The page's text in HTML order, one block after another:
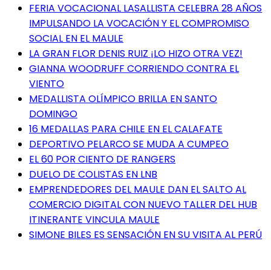
FERIA VOCACIONAL LASALLISTA CELEBRA 28 AÑOS
IMPULSANDO LA VOCACIÓN Y EL COMPROMISO
SOCIAL EN EL MAULE
LA GRAN FLOR DENIS RUIZ ¡LO HIZO OTRA VEZ!
GIANNA WOODRUFF CORRIENDO CONTRA EL
VIENTO
MEDALLISTA OLÍMPICO BRILLA EN SANTO
DOMINGO
16 MEDALLAS PARA CHILE EN EL CALAFATE
DEPORTIVO PELARCO SE MUDA A CUMPEO
EL 60 POR CIENTO DE RANGERS
DUELO DE COLISTAS EN LNB
EMPRENDEDORES DEL MAULE DAN EL SALTO AL
COMERCIO DIGITAL CON NUEVO TALLER DEL HUB
ITINERANTE VINCULA MAULE
SIMONE BILES ES SENSACIÓN EN SU VISITA AL PERÚ